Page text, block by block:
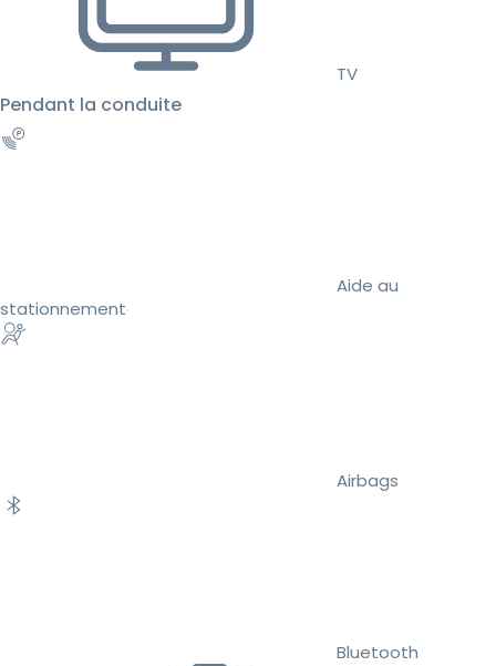
TV
Pendant la conduite
Aide au
stationnement
Airbags
Bluetooth